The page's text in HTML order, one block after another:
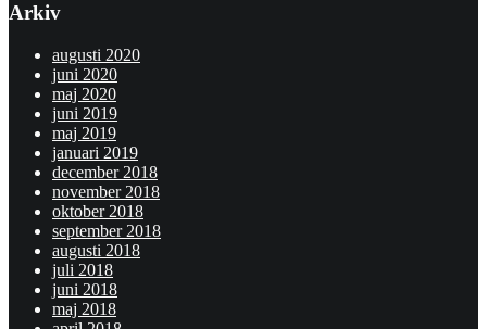
Arkiv
augusti 2020
juni 2020
maj 2020
juni 2019
maj 2019
januari 2019
december 2018
november 2018
oktober 2018
september 2018
augusti 2018
juli 2018
juni 2018
maj 2018